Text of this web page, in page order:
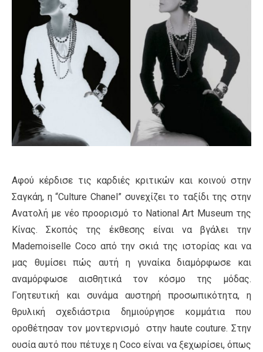
Αφού κέρδισε τις καρδιές κριτικών και κοινού στην
Σαγκάη, η “Culture Chanel” συνεχίζει το ταξίδι της στην
Ανατολή με νέο προορισμό το National Art Museum της
Κίνας. Σκοπός της έκθεσης είναι να βγάλει την
Mademoiselle Coco από την σκιά της ιστορίας και να
μας θυμίσει πώς αυτή η γυναίκα διαμόρφωσε και
αναμόρφωσε αισθητικά τον κόσμο της μόδας.
Γοητευτική και συνάμα αυστηρή προσωπικότητα, η
θρυλική σχεδιάστρια δημιούργησε κομμάτια που
οροθέτησαν τον μοντερνισμό στην haute couture. Στην
ουσία αυτό που πέτυχε η Coco είναι να ξεχωρίσει, όπως